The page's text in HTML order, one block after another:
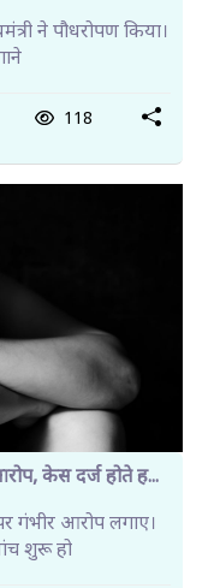
ने पौधरोपण किया।
118
केस दर्ज होते ह...
गंभीर आरोप लगाए।
शुरू हो